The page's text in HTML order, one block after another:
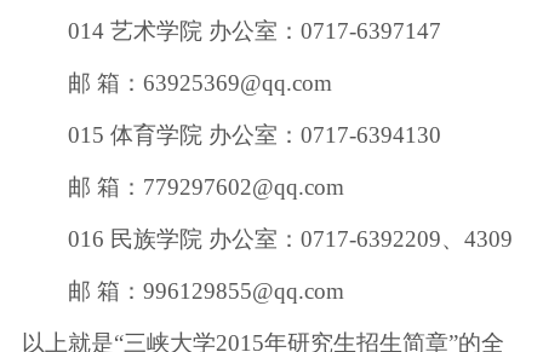
014 艺术学院 办公室：0717-6397147
邮 箱：63925369@qq.com
015 体育学院 办公室：0717-6394130
邮 箱：779297602@qq.com
016 民族学院 办公室：0717-6392209、4309
邮 箱：996129855@qq.com
以上就是“三峡大学2015年研究生招生简章”的全